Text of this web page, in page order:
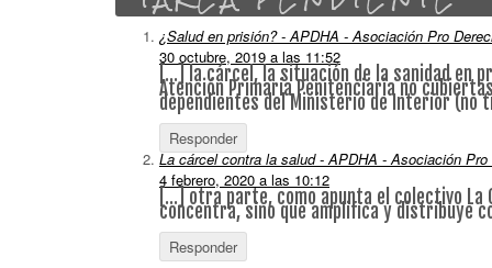
¿Salud en prisión? - APDHA - Asociación Pro
30 octubre, 2019 a las 11:52
[…] la cárcel, la situación de la sanidad en
Atención Primaria Penitenciaria no
dependientes del Ministerio de Interior
Responder
La cárcel contra la salud - APDHA - Asociación
4 febrero, 2020 a las 10:12
[…] otra parte, como apunta el colectivo La
concentra, sino que amplifica y distribuye
Responder